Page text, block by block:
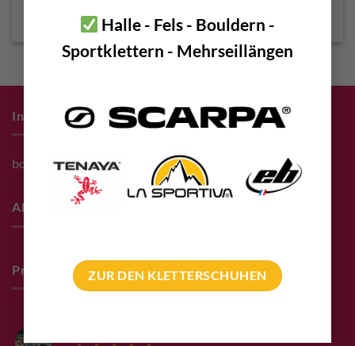
Halle - Fels - Bouldern -
Sportklettern - Mehrseillängen
ZUR DEN KLETTERSCHUHEN
incl. 20% VAT
Infos zum Einkauf
bolting.eu Gutschein
About
Pro Deals & Sponsoring